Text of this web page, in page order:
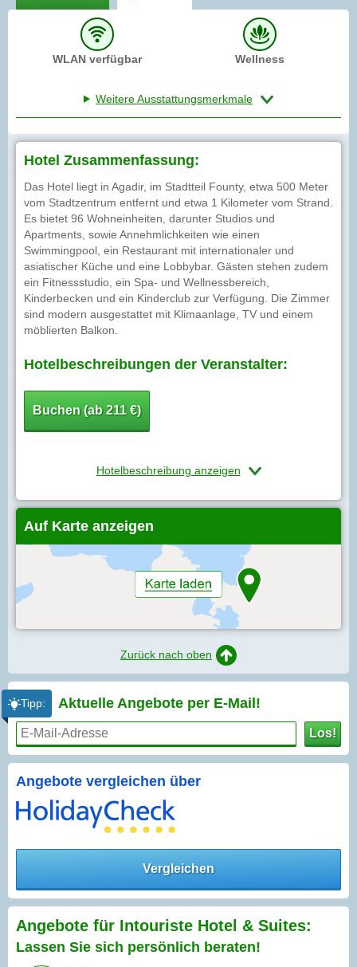
WLAN verfügbar Wellness
Weitere Ausstattungsmerkmale
Hotel Zusammenfassung:
Das Hotel liegt in Agadir, im Stadtteil Founty, etwa 500 Meter
vom Stadtzentrum entfernt und etwa 1 Kilometer vom Strand.
Es bietet 96 Wohneinheiten, darunter Studios und
Apartments, sowie Annehmlichkeiten wie einen
Swimmingpool, ein Restaurant mit internationaler und
asiatischer Küche und eine Lobbybar. Gästen stehen zudem
ein Fitnessstudio, ein Spa- und Wellnessbereich,
Kinderbecken und ein Kinderclub zur Verfügung. Die Zimmer
sind modern ausgestattet mit Klimaanlage, TV und einem
möblierten Balkon.
Hotelbeschreibungen der Veranstalter:
Buchen (ab 211 €)
Hotelbeschreibung anzeigen
Auf Karte anzeigen
Zurück nach oben
Tipp: Aktuelle Angebote per E-Mail!
Los!
Angebote vergleichen über
Vergleichen
Angebote für Intouriste Hotel & Suites:
Lassen Sie sich persönlich beraten!